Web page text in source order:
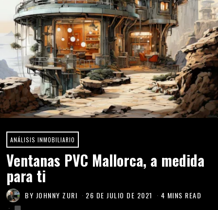
ANÁLISIS INMOBILIARIO
Ventanas PVC Mallorca, a medida
para ti
BY JOHNNY ZURI 26 DE JULIO DE 2021 4 MINS READ